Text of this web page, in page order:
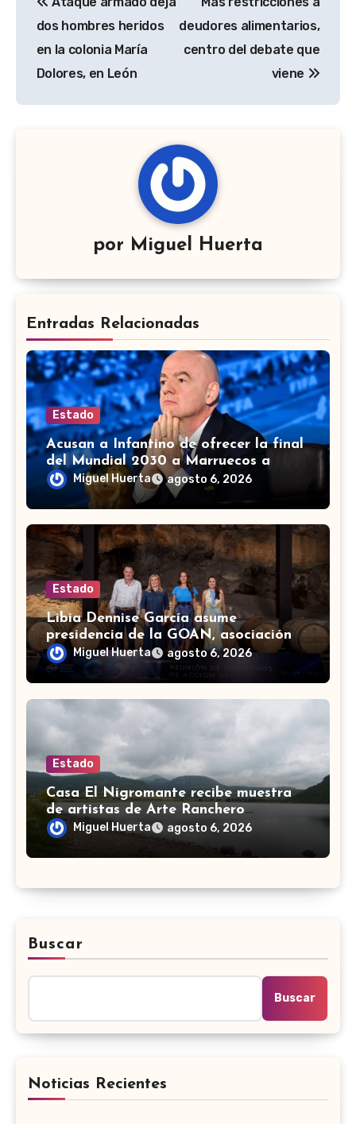
de
entradas
dos hombres heridos
en la colonia María
Dolores, en León
deudores alimentarios,
centro del debate que
viene
por Miguel Huerta
Entradas Relacionadas
Estado
Acusan a Infantino de ofrecer la final
del Mundial 2030 a Marruecos a
cambio de apoyo
Miguel Huerta agosto 6, 2026
Estado
Libia Dennise García asume
presidencia de la GOAN, asociación
de gobernadores de Acción Nacional
Miguel Huerta agosto 6, 2026
Estado
Casa El Nigromante recibe muestra
de artistas de Arte Ranchero
Pandillero
Miguel Huerta agosto 6, 2026
Buscar
Buscar
Noticias Recientes